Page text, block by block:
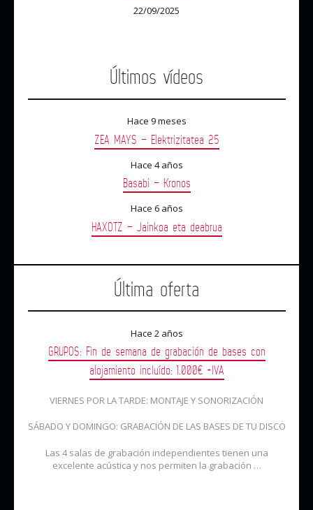
22/09/2025
Últimos vídeos
Hace 9 meses
ZEA MAYS – Elektrizitatea 25
Hace 4 años
Basabi – Kronos
Hace 6 años
HAXOTZ – Jainkoa eta deabrua
Última oferta
Hace 2 años
GRUPOS: Fin de semana de grabación de bases con
alojamiento incluído: 1.000€ +IVA
VIERNES POR LA TARDE: MONTAJE Y SONORIZACIÓN
SÁBADO Y DOMINGO: GRABACIÓN DE LAS BASES DE TU DISCO
Las 4 salas de grabación independientes tienen una
excelente acústica y nos permiten la grabación …